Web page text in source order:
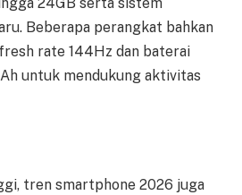
Beberapa perangkat bahkan
rate 144Hz dan baterai
untuk mendukung aktivitas
tren smartphone 2026 juga